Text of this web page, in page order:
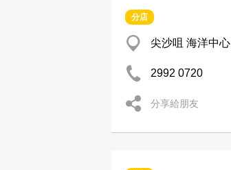
分店
尖沙咀 海洋中心
2992 0720
分享給朋友